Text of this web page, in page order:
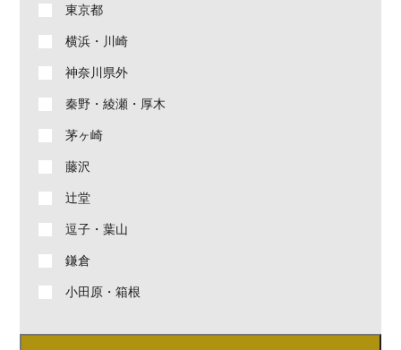
東京都
横浜・川崎
神奈川県外
秦野・綾瀬・厚木
茅ヶ崎
藤沢
辻堂
逗子・葉山
鎌倉
小田原・箱根